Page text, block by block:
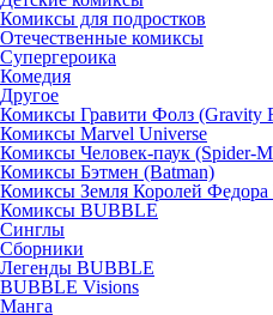
Комиксы для подростков
Отечественные комиксы
Супергероика
Комедия
Другое
Комиксы Гравити Фолз (Gravity
Комиксы Marvel Universe
Комиксы Человек-паук (Spider-
Комиксы Бэтмен (Batman)
Комиксы Земля Королей Федора
Комиксы BUBBLE
Синглы
Сборники
Легенды BUBBLE
BUBBLE Visions
Манга